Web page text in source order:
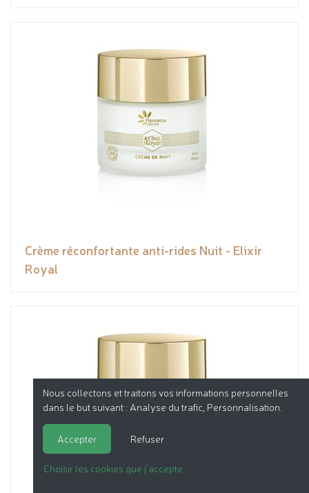
Crème réconfortante anti-rides Nuit - Elixir
Royal
Nous collectons et traitons vos informations personnelles
dans le but suivant : Analyse du trafic, Personnalisation
Accepter Refuser
Choisir les cookies que j'accepte